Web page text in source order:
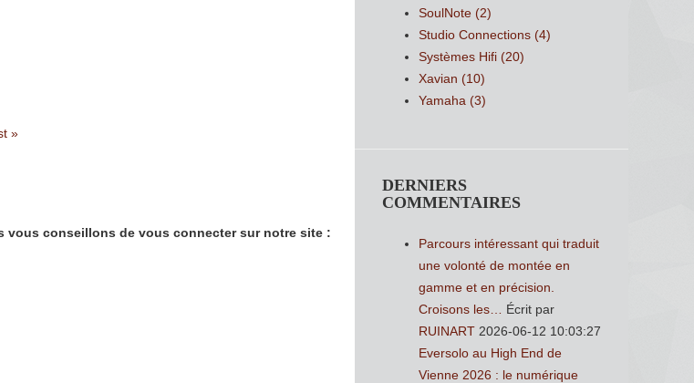
»
conseillons de vous connecter sur notre site :
SoulNote (2)
Studio Connections (4)
Systèmes Hifi (20)
Xavian (10)
Yamaha (3)
DERNIERS
COMMENTAIRES
Parcours intéressant qui traduit
une volonté de montée en
gamme et en précision.
Croisons les…
Écrit par
RUINART 2026-06-12 10:03:27
Eversolo au High End de
Vienne 2026 : le numérique